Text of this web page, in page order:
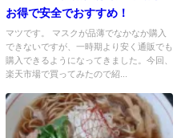
お得で安全でおすすめ！
マツです。 マスクが品薄でなかなか購入
できないですが、一時期より安く通販でも
購入できるようになってきました。今回、
楽天市場で買ってみたので紹...